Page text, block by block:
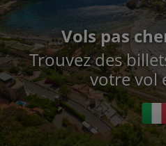
Vols pas
Trouvez des
votre vol